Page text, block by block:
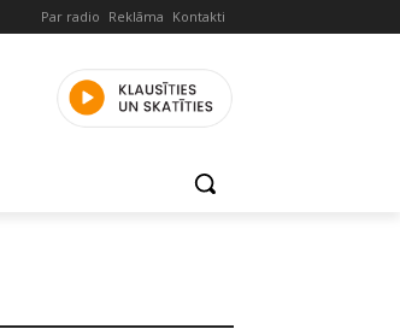
Par radio Reklāma Kontakti